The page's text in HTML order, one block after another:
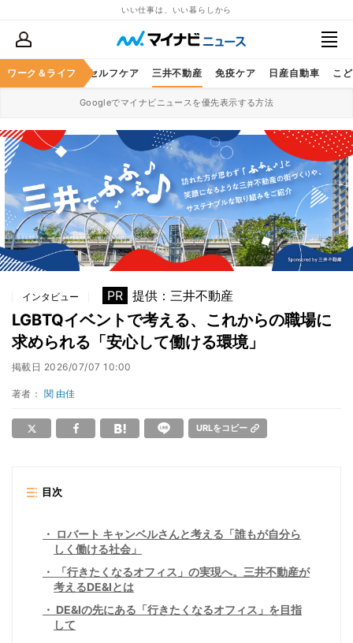
いい仕事は、いい暮らしから
ワーク＆ライフ
独立・開業 健康セルフケア 三井不動産 免疫ケア 日産自動車 こ
Googleでマイナビニュースを優先表示する方法
インタビュー PR 提供：三井不動産
LGBTQイベントで考える、これからの職場に
求められる「安心して働ける環境」
掲載日 2026/07/07 10:00
著者： 関 由佳
URLをコピー
目次
ロバート キャンベルさんと考える「誰もが自分ら
しく働ける社会」
「行きたくなるオフィス」の実現へ。三井不動産が
考えるDE&Iとは
DE&Iの先にある「行きたくなるオフィス」を目指
して